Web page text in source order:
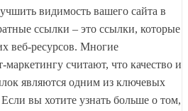
видимость вашего сайта в
ссылки – это ссылки, которые
веб-ресурсов. Многие
считают, что качество и
являются одним из ключевых
вы хотите узнать больше о том,